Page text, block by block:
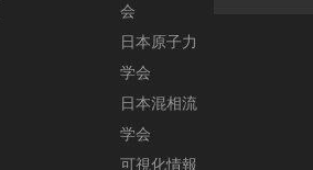
門間彩介
ICONEにて
Best Paper
Award 受賞
藤原広太の論
会
日本原子力
学会
日本混相流
学会
可視化情報